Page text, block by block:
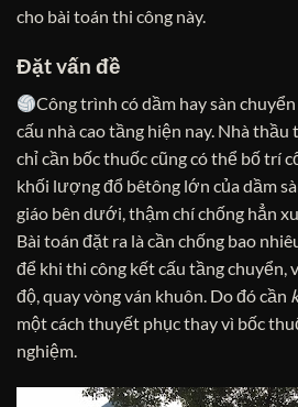
cho bài toán thi công này.
Đặt vấn đề
Công trình có dầm hay sàn
cấu nhà cao tầng hiện nay. Nhà thầu
chỉ cần bốc thuốc cũng có thể bố trí
khối lượng đổ bêtông lớn của dầm
giáo bên dưới, thậm chí chống hẳn
Bài toán đặt ra là cần chống bao
để khi thi công kết cấu tầng chuyển,
độ, quay vòng ván khuôn. Do đó cần
một cách thuyết phục thay vì bốc
nghiệm.